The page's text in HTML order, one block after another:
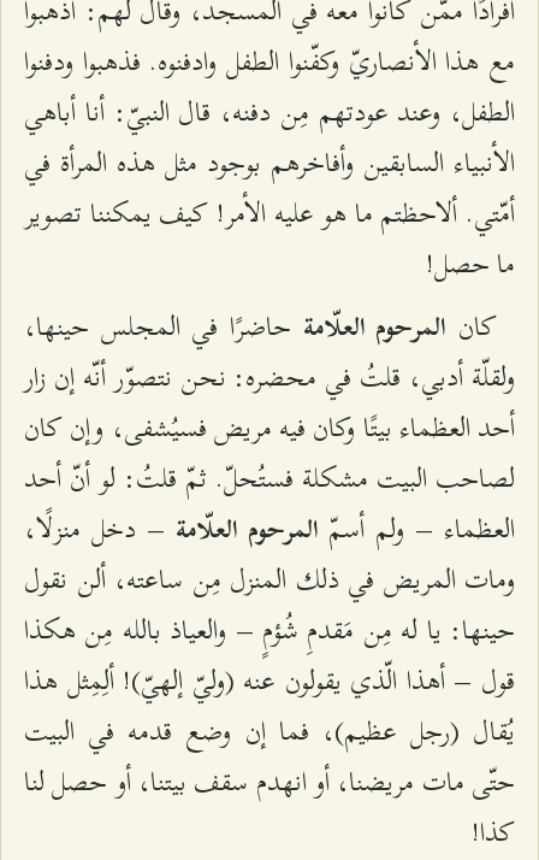
مع هذا الأنصاريّ وكفّنوا الطفل وادفنوه. فذهبوا ودفنوا
الطفل، وعند عودتهم مِن دفنه، قال النبيّ: أنا أباهي
الأنبياء السابقين وأفاخرهم بوجود مثل هذه المرأة في
أمّتي. ألاحظتم ما هو عليه الأمر! كيف يمكننا تصوير
ما حصل!
كان المرحوم العلّامة حاضرًا في المجلس حينها،
ولقلّة أدبي، قلتُ في محضره: نحن نتصوّر أنّه إن زار
أحد العظماء بيتًا وكان فيه مريض فسيُشفى، وإن كان
لصاحب البيت مشكلة فستُحلّ. ثمّ قلتُ: لو أنّ أحد
العظماء – ولم أسمّ المرحوم العلّامة – دخل منزلًا،
ومات المريض في ذلك المنزل مِن ساعته، ألن نقول
حينها: يا له مِن مَقدمِ شُؤمٍ – والعياذ بالله مِن هكذا
قول – أهذا الّذي يقولون عنه (وليّ إلهيّ)! ألِمِثل هذا
يُقال (رجل عظيم)، فما إن وضع قدمه في البيت
حتّى مات مريضنا، أو انهدم سقف بيتنا، أو حصل لنا
كذا!